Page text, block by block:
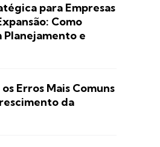
para Empresas
Como
Planejamento e
Erros Mais Comuns
da